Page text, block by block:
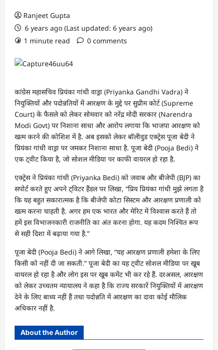
Ranjeet Gupta
6 years ago (Last updated: 6 years ago)
1 minute read
0 comments
कांग्रेस महासचिव प्रियंका गांधी वाड्रा (Priyanka Gandhi Vadra) ने
नियुक्तियों और पदोन्नतियों में आरक्षण के मुद्दे पर सुप्रीम कोर्ट (Supreme
Court) के फैसले को लेकर सोमवार को नरेंद्र मोदी सरकार (Narendra
Modi Govt) पर निशाना साधा और आरोप लगाया कि भाजपा आरक्षण को
खत्म करने की कोशिश में है. अब इसको लेकर बॉलीवुड एक्ट्रेस पूजा बेदी ने
प्रियंका गांधी वाड्रा पर जमकर निशाना साधा है. पूजा बेदी (Pooja Bedi) ने
एक ट्वीट किया है, जो सोशल मीडिया पर काफी वायरल हो रहा है.
एक्ट्रेस ने प्रियंका गांधी (Priyanka Bedi) को जवाब और बीजेपी (BJP) का
सपोर्ट करते हुए अपने ट्विटर हैंडल पर लिखा, “प्रिय प्रियंका गांधी मुझे लगता है
कि यह बहुत सकारात्मक है कि बीजेपी कोटा सिस्टम और आरक्षण प्रणाली को
खत्म करना चाहती है. अगर हम एक भारत और मेरिट में विश्वास करते हैं तो
हमें इस विभाजनकारी राजनीति का अंत करना होगा. यह कदम निश्चित रूप
से सही दिशा में बढ़ाया गया है.”
पूजा बेदी (Pooja Bedi) ने आगे लिखा, “यह आरक्षण प्रणाली हमेशा के लिए
किसी को नहीं दी जा सकती.” पूजा बेदी का यह ट्वीट सोशल मीडिया पर खूब
वायरल हो रहा है और लोग इस पर खूब कमेंट भी कर रहे हैं. दरअसल, आरक्षण
को लेकर उच्चतम न्यायालय ने कहा है कि राज्य सरकारें नियुक्तियों में आरक्षण
देने के लिए बाध्य नहीं हैं तथा पदोन्नति में आरक्षण का दावा कोई मौलिक
अधिकार नहीं है.
About the Author